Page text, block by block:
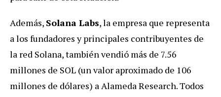
Además, Solana Labs, la empresa que representa
a los fundadores y principales contribuyentes de
la red Solana, también vendió más de 7.56
millones de SOL (un valor aproximado de 106
millones de dólares) a Alameda Research. Todos